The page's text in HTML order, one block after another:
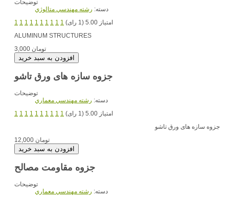
توضیحات
دسته: رشته مهندسي متالوژي
1 1 1 1 1 1 1 1 1 1
امتیاز 5.00 (1 رای)
ALUMINUM STRUCTURES
3,000 تومان
جزوه سازه های ورق تاشو
توضیحات
دسته: رشته مهندسي معماري
1 1 1 1 1 1 1 1 1 1
امتیاز 5.00 (1 رای)
جزوه سازه های ورق تاشو
12,000 تومان
جزوه مقاومت مصالح
توضیحات
دسته: رشته مهندسي معماري